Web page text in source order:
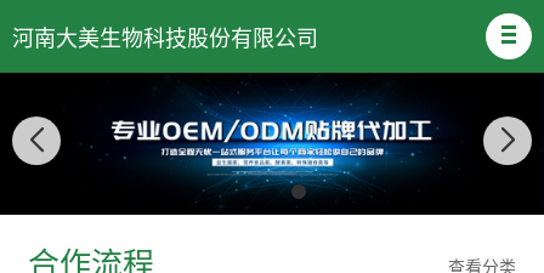
河南大美生物科技股份有限公司
查看分类
合作流程